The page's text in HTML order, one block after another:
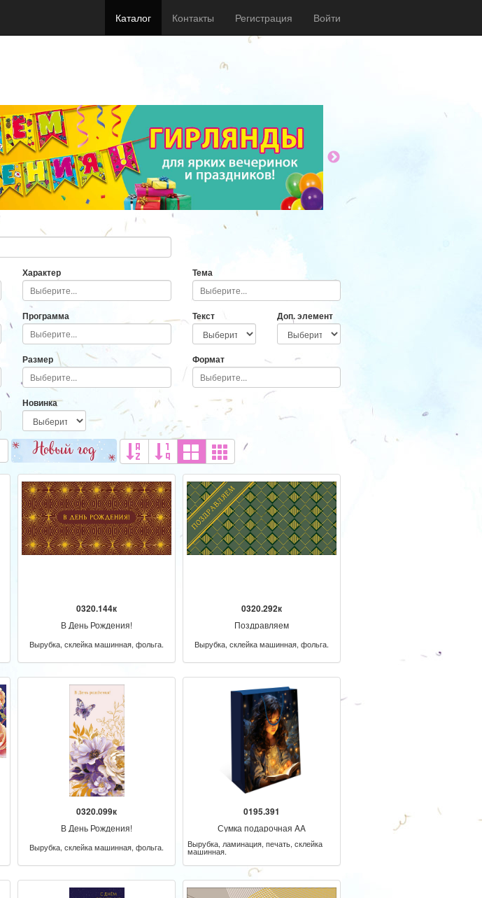
Каталог Контакты Регистрация Войти
Характер Тема
Программа Текст Доп. элемент
Размер Формат
Новинка
0320.144к
В День Рождения!
Вырубка, склейка машинная, фольга.
0320.292к
Поздравляем
Вырубка, склейка машинная, фольга.
0320.099к
В День Рождения!
Вырубка, склейка машинная, фольга.
0195.391
Сумка подарочная AA
Вырубка, ламинация, печать, склейка
машинная.